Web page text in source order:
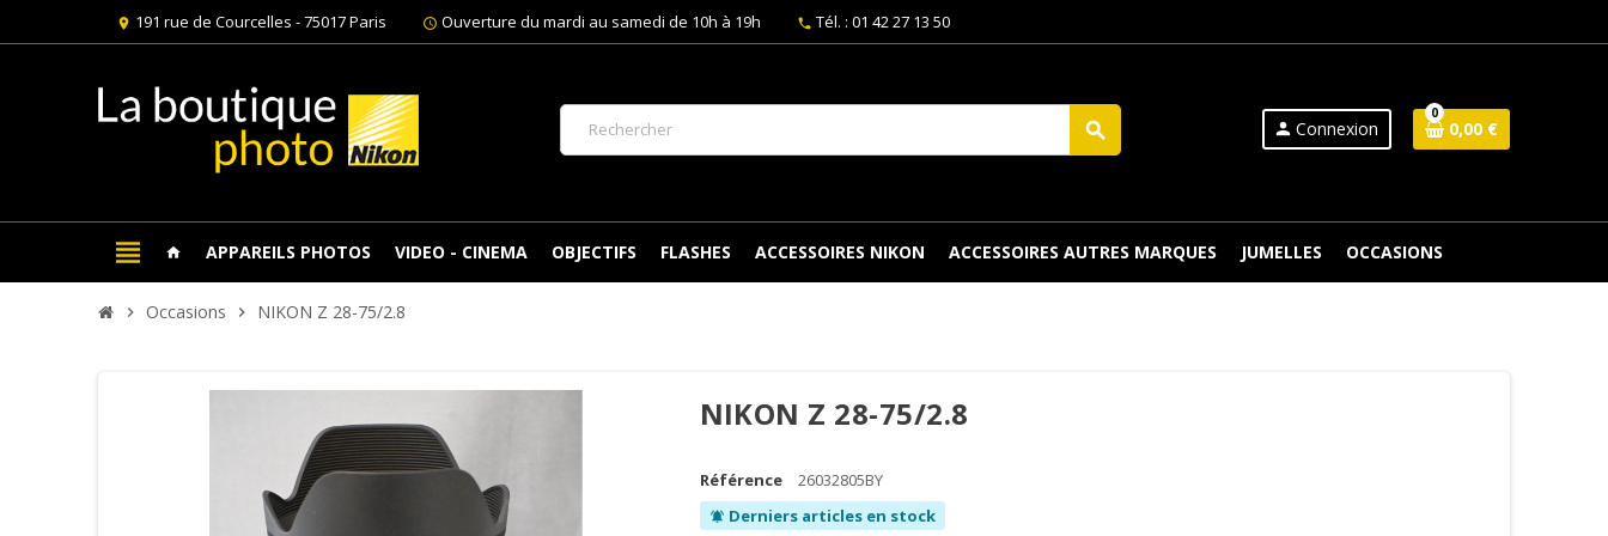
location_on 191 rue de Courcelles - 75017 Paris schedule Ouverture du mardi au samedi de 10h à 19h phone Tél. : 01 42 27 13 50
search person Connexion
0
0,00 €
view_headline home APPAREILS PHOTOS VIDEO - CINEMA OBJECTIFS FLASHES ACCESSOIRES NIKON ACCESSOIRES AUTRES MARQUES JUMELLES OCCASIONS
chevron_right Occasions chevron_right NIKON Z 28-75/2.8
NIKON Z 28-75/2.8
Référence 26032805BY
notifications_active Derniers articles en stock